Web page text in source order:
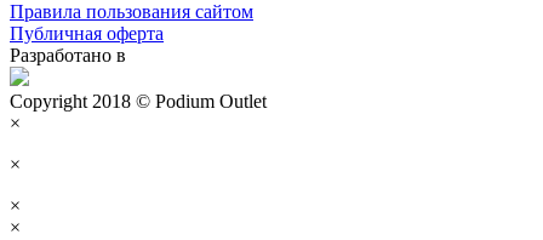
Правила пользования сайтом
Публичная оферта
Разработано в
Copyright 2018 © Podium Outlet
×
×
×
×